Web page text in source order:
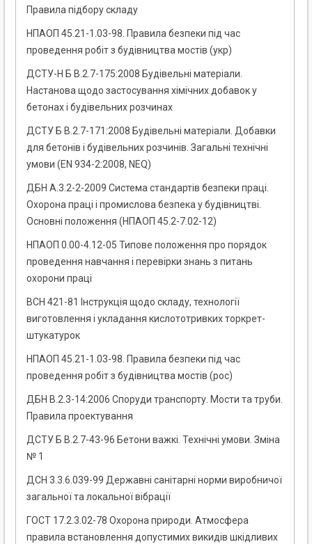
Правила підбору складу
НПАОП 45.21-1.03-98. Правила безпеки під час
проведення робіт з будівництва мостів (укр)
ДСТУ-Н Б В.2.7-175:2008 Будівельні матеріали.
Настанова щодо застосування хімічних добавок у
бетонах і будівельних розчинах
ДСТУ Б В.2.7-171:2008 Будівельні матеріали. Добавки
для бетонів і будівельних розчинів. Загальні технічні
умови (EN 934-2:2008, NEQ)
ДБН А.3.2-2-2009 Система стандартів безпеки праці.
Охорона праці і промислова безпека у будівництві.
Основні положення (НПАОП 45.2-7.02-12)
НПАОП 0.00-4.12-05 Типове положення про порядок
проведення навчання і перевірки знань з питань
охорони праці
ВСН 421-81 Інструкція щодо складу, технології
виготовлення і укладання кислототривких торкрет-
штукатурок
НПАОП 45.21-1.03-98. Правила безпеки під час
проведення робіт з будівництва мостів (рос)
ДБН В.2.3-14:2006 Споруди транспорту. Мости та труби.
Правила проектування
ДСТУ Б В.2.7-43-96 Бетони важкі. Технічні умови. Зміна
№ 1
ДСН 3.3.6.039-99 Державні санітарні норми виробничої
загальної та локальної вібрації
ГОСТ 17.2.3.02-78 Охорона природи. Атмосфера
правила встановлення допустимих викидів шкідливих